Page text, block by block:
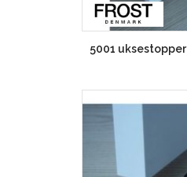
5001 uksestopper